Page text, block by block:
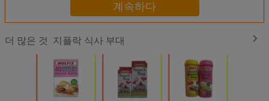
계속하다
더 많은 것 지플락 식사 부대